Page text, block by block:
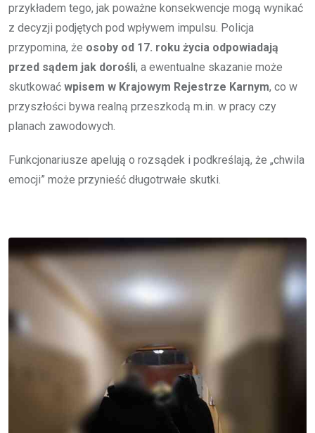
przykładem tego, jak poważne konsekwencje mogą wynikać
z decyzji podjętych pod wpływem impulsu. Policja
przypomina, że osoby od 17. roku życia odpowiadają
przed sądem jak dorośli, a ewentualne skazanie może
skutkować wpisem w Krajowym Rejestrze Karnym, co w
przyszłości bywa realną przeszkodą m.in. w pracy czy
planach zawodowych.
Funkcjonariusze apelują o rozsądek i podkreślają, że „chwila
emocji” może przynieść długotrwałe skutki.